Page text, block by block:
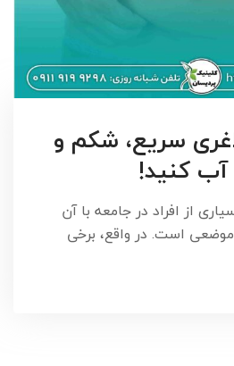
سریع، شکم و
آب کنید!
از افراد در جامعه با آن
است. در واقع، برخی